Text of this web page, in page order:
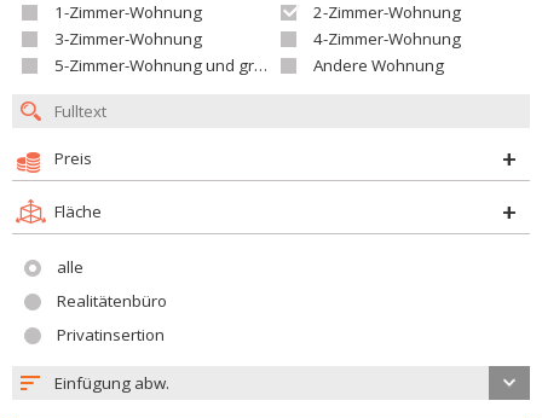
1-Zimmer-Wohnung
2-Zimmer-Wohnung
3-Zimmer-Wohnung
4-Zimmer-Wohnung
5-Zimmer-Wohnung und größer
Andere Wohnung
Preis
Fläche
alle
Realitätenbüro
Privatinsertion
Einfügung abw.